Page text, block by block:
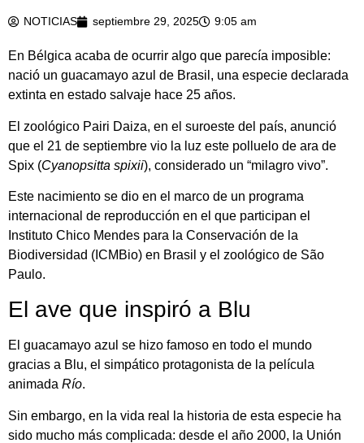
NOTICIAS septiembre 29, 2025 9:05 am
En Bélgica acaba de ocurrir algo que parecía imposible:
nació un guacamayo azul de Brasil, una especie declarada
extinta en estado salvaje hace 25 años.
El zoológico Pairi Daiza, en el suroeste del país, anunció
que el 21 de septiembre vio la luz este polluelo de ara de
Spix (Cyanopsitta spixii), considerado un “milagro vivo”.
Este nacimiento se dio en el marco de un programa
internacional de reproducción en el que participan el
Instituto Chico Mendes para la Conservación de la
Biodiversidad (ICMBio) en Brasil y el zoológico de São
Paulo.
El ave que inspiró a Blu
El guacamayo azul se hizo famoso en todo el mundo
gracias a Blu, el simpático protagonista de la película
animada Río.
Sin embargo, en la vida real la historia de esta especie ha
sido mucho más complicada: desde el año 2000, la Unión